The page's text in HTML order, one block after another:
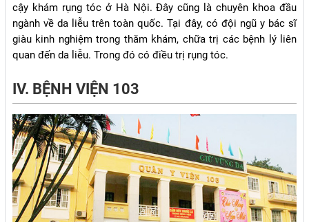
cậy khám rụng tóc ở Hà Nội. Đây cũng là chuyên khoa đầu
ngành về da liễu trên toàn quốc. Tại đây, có đội ngũ y bác sĩ
giàu kinh nghiệm trong thăm khám, chữa trị các bệnh lý liên
quan đến da liễu. Trong đó có điều trị rụng tóc.
IV. BỆNH VIỆN 103